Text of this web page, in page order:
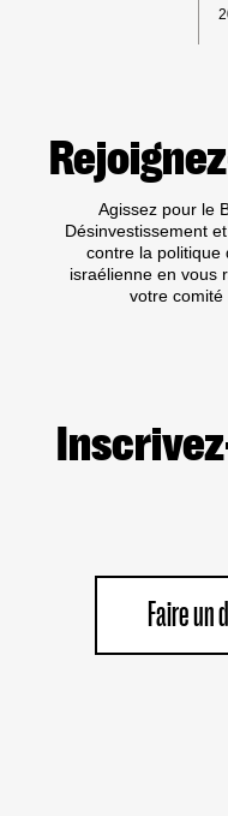
Agissez pour le
Désinvestissement
contre la politique
israélienne en vous
votre comité
Faire un